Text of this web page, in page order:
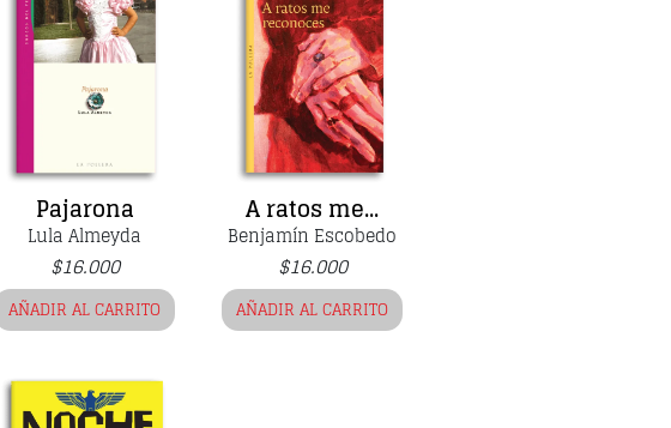
Pajarona
$16.000
Lula Almeyda
AÑADIR AL CARRITO
A ratos me...
$16.000
Benjamín Escobedo
AÑADIR AL CARRITO